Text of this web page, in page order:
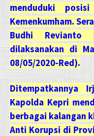
menduduki
Kemenkumham.
Budhi
dilaksanakan di
08/05/2020-Red).
Ditempatkannya
Kapolda Kepri
berbagai kalangan
Anti Korupsi di